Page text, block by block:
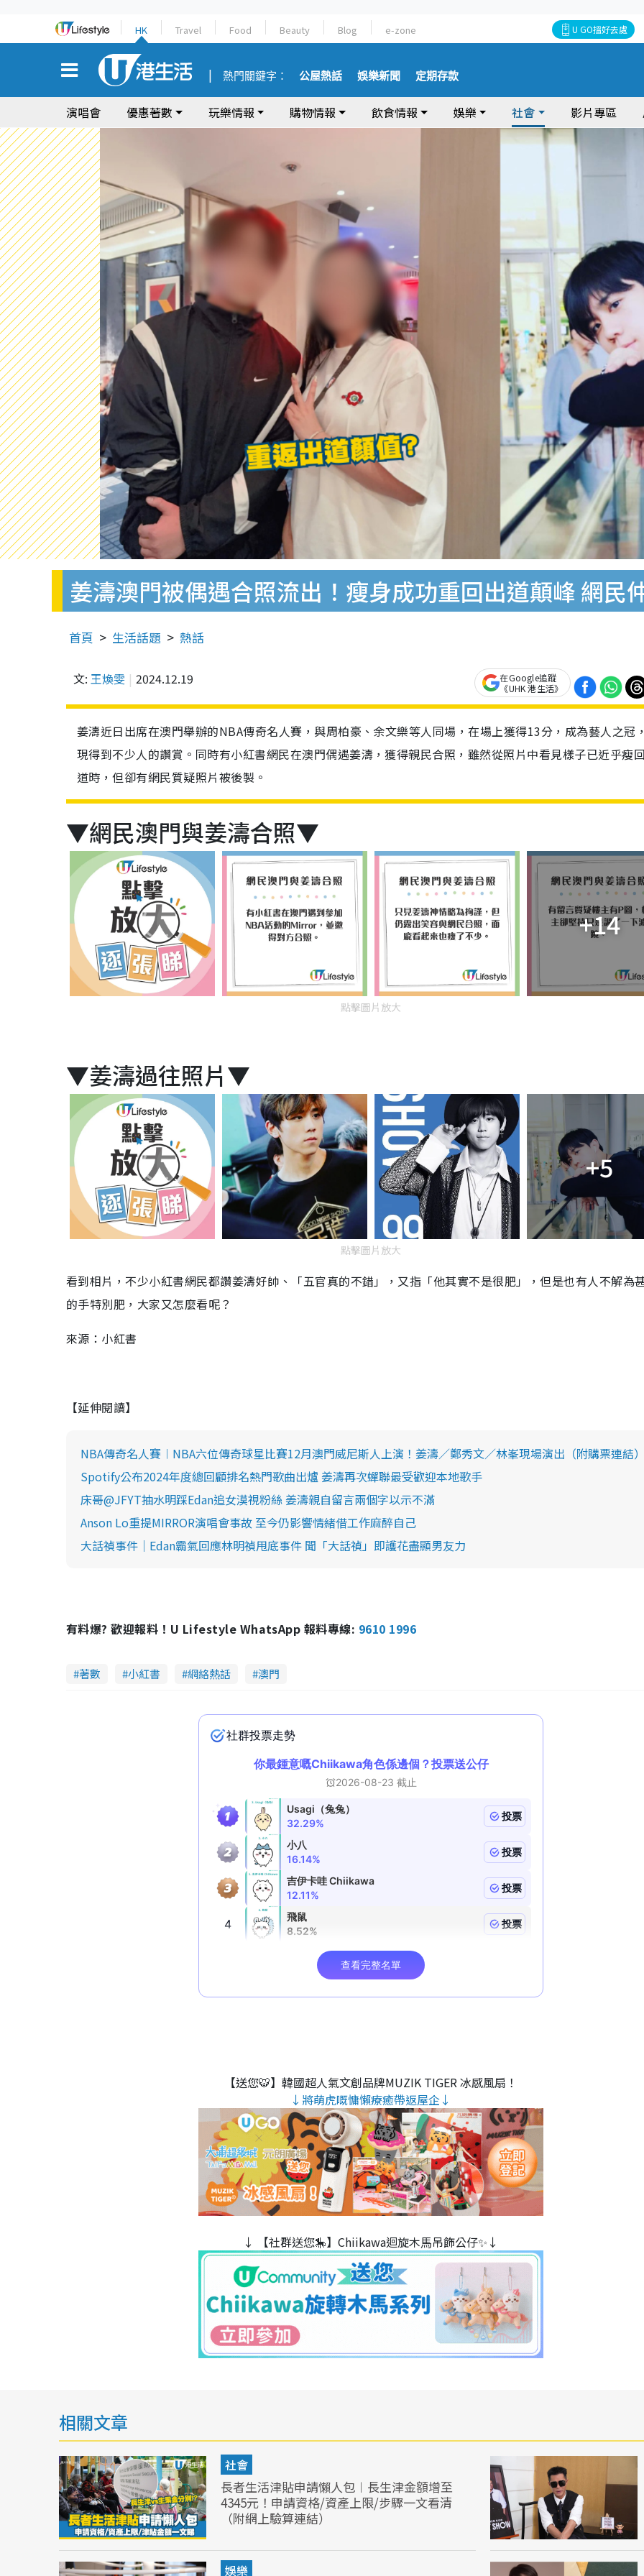
HK Travel Food Beauty Blog e-zone U GO搵好去處
熱門關鍵字： 公屋熱話 娛樂新聞 定期存款
演唱會 優惠著數 玩樂情報 購物情報 飲食情報 娛樂 社會 影片專區
姜濤澳門被偶遇合照流出！瘦身成功重回出道顛峰 網民
首頁 生活話題 熱話
文: 王煥雯 2024.12.19
在Google追蹤
《UHK 港生活》
姜濤近日出席在澳門舉辦的NBA傳奇名人賽，與周柏豪、余文樂等人同場，在場上獲得13分，成為藝人之冠
現得到不少人的讚賞。同時有小紅書網民在澳門偶遇姜濤，獲得親民合照，雖然從照片中看見樣子已近乎瘦
道時，但卻有網民質疑照片被後製。
▼網民澳門與姜濤合照▼
+14
點擊圖片放大
▼姜濤過往照片▼
+5
點擊圖片放大
看到相片，不少小紅書網民都讚姜濤好帥、「五官真的不錯」，又指「他其實不是很肥」，但是也有人不解為
的手特別肥，大家又怎麼看呢？
來源：小紅書
【延伸閱讀】
NBA傳奇名人賽︱NBA六位傳奇球星比賽12月澳門威尼斯人上演！姜濤／鄭秀文／林峯現場演出（附購票連結
Spotify公布2024年度總回顧排名熱門歌曲出爐 姜濤再次蟬聯最受歡迎本地歌手
床哥@JFYT抽水明踩Edan追女漠視粉絲 姜濤親自留言兩個字以示不滿
Anson Lo重提MIRROR演唱會事故 至今仍影響情緒借工作麻醉自己
大話禎事件｜Edan霸氣回應林明禎甩底事件 聞「大話禎」即護花盡顯男友力
有料爆? 歡迎報料！U Lifestyle WhatsApp 報料專線: 9610 1996
著數 小紅書 網絡熱話 澳門
【送您🐯】韓國超人氣文創品牌MUZIK TIGER 冰感風扇！
↓將萌虎嘅慵懶療癒帶返屋企↓
↓ 【社群送您🎠】Chiikawa迴旋木⾺吊飾公仔✨↓
相關文章
社會
長者生活津貼申請懶人包︱長生津金額增至
4345元！申請資格/資產上限/步驟一文看清
（附網上驗算連結）
娛樂